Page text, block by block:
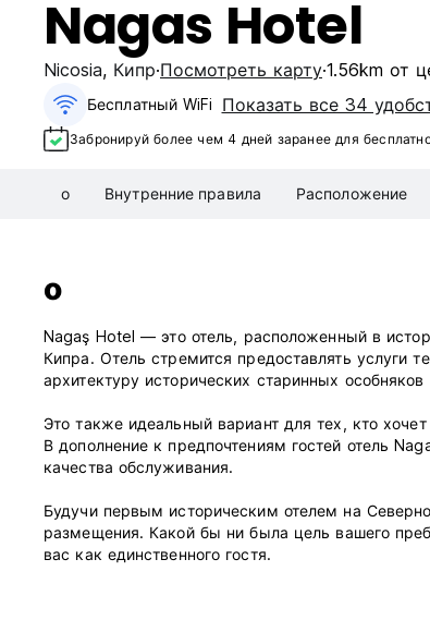
Nagas Hotel
Nicosia, Кипр Посмотреть карту 1.56km от
Бесплатный WiFi Показать все 34
Забронируй более чем 4 дней заранее для
о Внутренние правила Расположение
о
Nagaş Hotel — это отель, расположенный в
Кипра. Отель стремится предоставлять услуги
архитектуру исторических старинных
Это также идеальный вариант для тех, кто
В дополнение к предпочтениям гостей отель
качества обслуживания.
Будучи первым историческим отелем на
размещения. Какой бы ни была цель вашего
вас как единственного гостя.